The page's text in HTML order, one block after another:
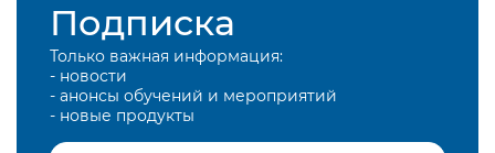
Подписка
Только важная информация:
- новости
- анонсы обучений и мероприятий
- новые продукты